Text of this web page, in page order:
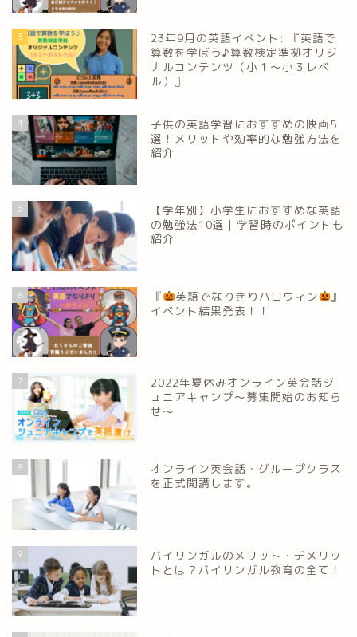
3
23年9月の英語イベント: 『英語で
算数を学ぼう♪算数検定準拠オリジ
ナルコンテンツ（小１～小３レベ
ル）』
4
子供の英語学習におすすめの映画5
選！メリットや効率的な勉強方法を
紹介
5
【学年別】小学生におすすめな英語
の勉強法10選｜学習時のポイントも
紹介
6 『 英語でなりきりハロウィン
』
イベント結果発表！！
7
2022年夏休みオンライン英会話ジ
ュニアキャンプ～募集開始のお知ら
せ～
8
オンライン英会話・グループクラス
を正式開講します。
9
バイリンガルのメリット・デメリッ
トとは？バイリンガル教育の全て！